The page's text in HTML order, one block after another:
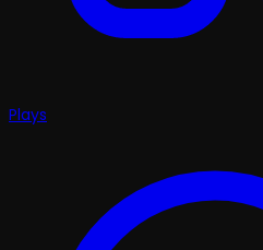
Plays